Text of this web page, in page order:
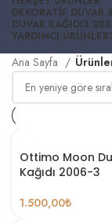
DEKORATIF DUVAR
DUVAR KAĞIDI3.288
YARDIMCI ÜRÜNLER
Ana Sayfa
Ottimo Moon
Kağıdı 2006-3
1.500,00₺